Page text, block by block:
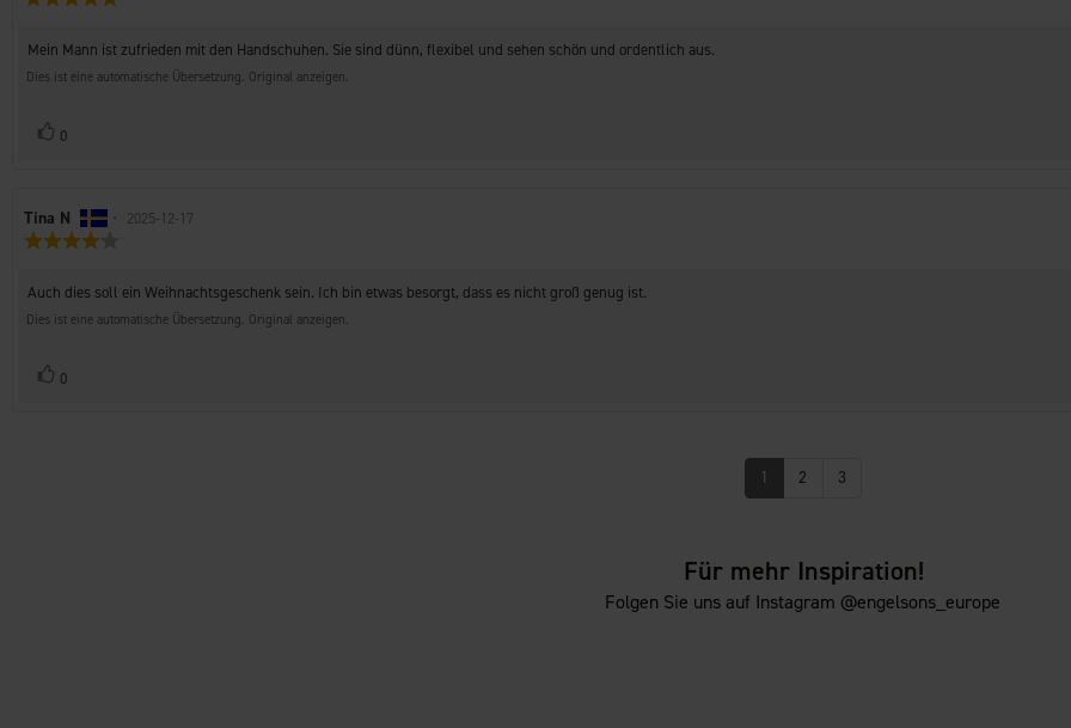
5
Sternen
Rezensionstext:
Mein Mann ist zufrieden mit den Handschuhen. Sie sind dünn, flexibel und sehen schön und ordentlich aus.
Dies ist eine automatische Übersetzung. Original anzeigen.
Stimme
0
Autor
der
Tina N • Bewertungsdatum:
2025-12-17
5
Sternen
Rezensionstext:
Auch dies soll ein Weihnachtsgeschenk sein. Ich bin etwas besorgt, dass es nicht groß genug ist.
Dies ist eine automatische Übersetzung. Original anzeigen.
Stimme
0
1 2 3
Für mehr Inspiration!
Folgen Sie uns auf Instagram @engelsons_europe